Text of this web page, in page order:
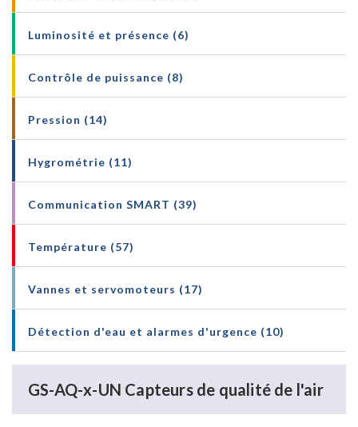
Luminosité et présence (6)
Contrôle de puissance (8)
Pression (14)
Hygrométrie (11)
Communication SMART (39)
Température (57)
Vannes et servomoteurs (17)
Détection d'eau et alarmes d'urgence (10)
GS-AQ-x-UN Capteurs de qualité de l'air